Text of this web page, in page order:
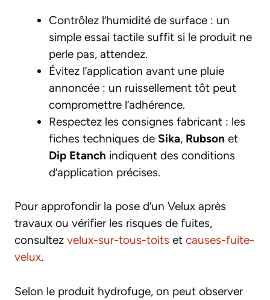
Contrôlez l’humidité de surface : un
simple essai tactile suffit si le produit ne
perle pas, attendez.
Évitez l’application avant une pluie
annoncée : un ruissellement tôt peut
compromettre l’adhérence.
Respectez les consignes fabricant : les
fiches techniques de Sika, Rubson et
Dip Etanch indiquent des conditions
d’application précises.
Pour approfondir la pose d’un Velux après
travaux ou vérifier les risques de fuites,
consultez velux-sur-tous-toits et causes-fuite-
velux.
Selon le produit hydrofuge, on peut observer